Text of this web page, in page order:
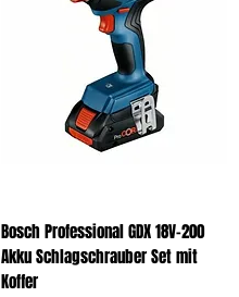
Bosch Professional GDX 18V-200
Akku Schlagschrauber Set mit
Koffer